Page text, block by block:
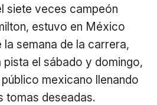
siete veces campeón
estuvo en México
la semana de la carrera,
el sábado y domingo,
mexicano llenando
tomas deseadas.